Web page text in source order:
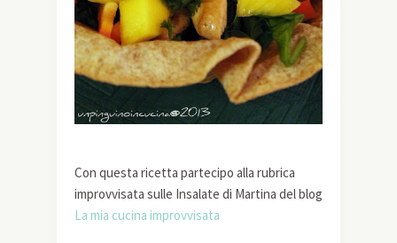
Con questa ricetta partecipo alla rubrica
improvvisata sulle Insalate di Martina del blog
La mia cucina improvvisata